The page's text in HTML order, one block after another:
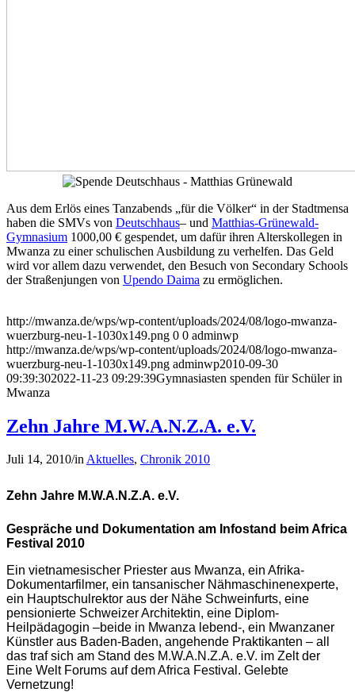
Aus dem Erlös eines Tanzabends „für die Völker“ in der Stadtmensa
haben die SMVs von Deutschhaus– und Matthias-Grünewald-
Gymnasium 1000,00 € gespendet, um dafür ihren Alterskollegen in
Mwanza zu einer schulischen Ausbildung zu verhelfen. Das Geld
wird vor allem dazu verwendet, den Besuch von Secondary Schools
der Straßenjungen von Upendo Daima zu ermöglichen.
http://mwanza.de/wps/wp-content/uploads/2024/08/logo-mwanza-
wuerzburg-neu-1-1030x149.png 0 0 adminwp
http://mwanza.de/wps/wp-content/uploads/2024/08/logo-mwanza-
wuerzburg-neu-1-1030x149.png adminwp2010-09-30
09:39:302022-11-23 09:29:39Gymnasiasten spenden für Schüler in
Mwanza
Zehn Jahre M.W.A.N.Z.A. e.V.
Juli 14, 2010/inAktuelles, Chronik 2010
Zehn Jahre M.W.A.N.Z.A. e.V.
Gespräche und Dokumentation am Infostand beim Africa
Festival 2010
Ein vietnamesischer Priester aus Mwanza, ein Afrika-
Dokumentarfilmer, ein tansanischer Nähmaschinenexperte,
ein Hauptschulrektor aus der Nähe Schweinfurts, eine
pensionierte Schweizer Architektin, eine Diplom-
Heilpädagogin –beide in Mwanza lebend-, ein Mwanzaner
Künstler aus Baden-Baden, angehende Praktikanten – all
das traf sich am Stand des M.W.A.N.Z.A. e.V. im Zelt der
Eine Welt Forums auf dem Africa Festival. Gelebte
Vernetzung!